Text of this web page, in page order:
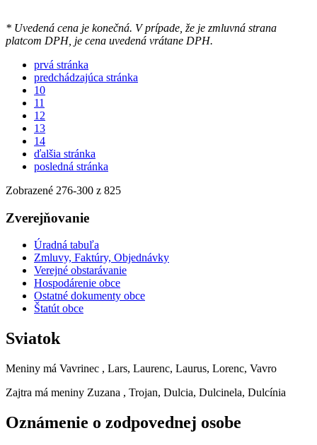
* Uvedená cena je konečná. V prípade, že je zmluvná strana
platcom DPH, je cena uvedená vrátane DPH.
prvá stránka
predchádzajúca stránka
10
11
12
13
14
ďalšia stránka
posledná stránka
Zobrazené 276-300 z 825
Zverejňovanie
Úradná tabuľa
Zmluvy, Faktúry, Objednávky
Verejné obstarávanie
Hospodárenie obce
Ostatné dokumenty obce
Štatút obce
Sviatok
Meniny má Vavrinec , Lars, Laurenc, Laurus, Lorenc, Vavro
Zajtra má meniny Zuzana , Trojan, Dulcia, Dulcinela, Dulcínia
Oznámenie o zodpovednej osobe